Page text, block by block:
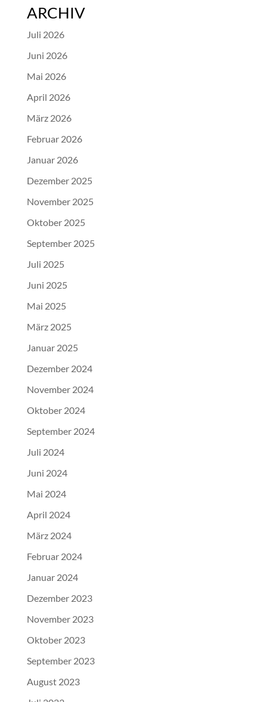
ARCHIV
Juli 2026
Juni 2026
Mai 2026
April 2026
März 2026
Februar 2026
Januar 2026
Dezember 2025
November 2025
Oktober 2025
September 2025
Juli 2025
Juni 2025
Mai 2025
März 2025
Januar 2025
Dezember 2024
November 2024
Oktober 2024
September 2024
Juli 2024
Juni 2024
Mai 2024
April 2024
März 2024
Februar 2024
Januar 2024
Dezember 2023
November 2023
Oktober 2023
September 2023
August 2023